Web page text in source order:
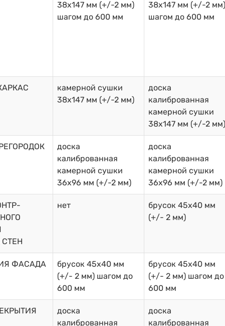
38х147 мм (+/-2 мм)
шагом до 600 мм
38х147 мм (+/-2 мм)
шагом до 600 мм
камерной сушки
38х147 мм (+/-2 мм)
доска
калиброванная
камерной сушки
38х147 мм (+/-2 мм)
доска
калиброванная
камерной сушки
36х96 мм (+/-2 мм)
доска
калиброванная
камерной сушки
36х96 мм (+/-2 мм)
нет
брусок 45х40 мм
(+/- 2 мм)
ФАСАДА
брусок 45х40 мм
(+/- 2 мм) шагом до
600 мм
брусок 45х40 мм
(+/- 2 мм) шагом до
600 мм
доска
калиброванная
доска
калиброванная